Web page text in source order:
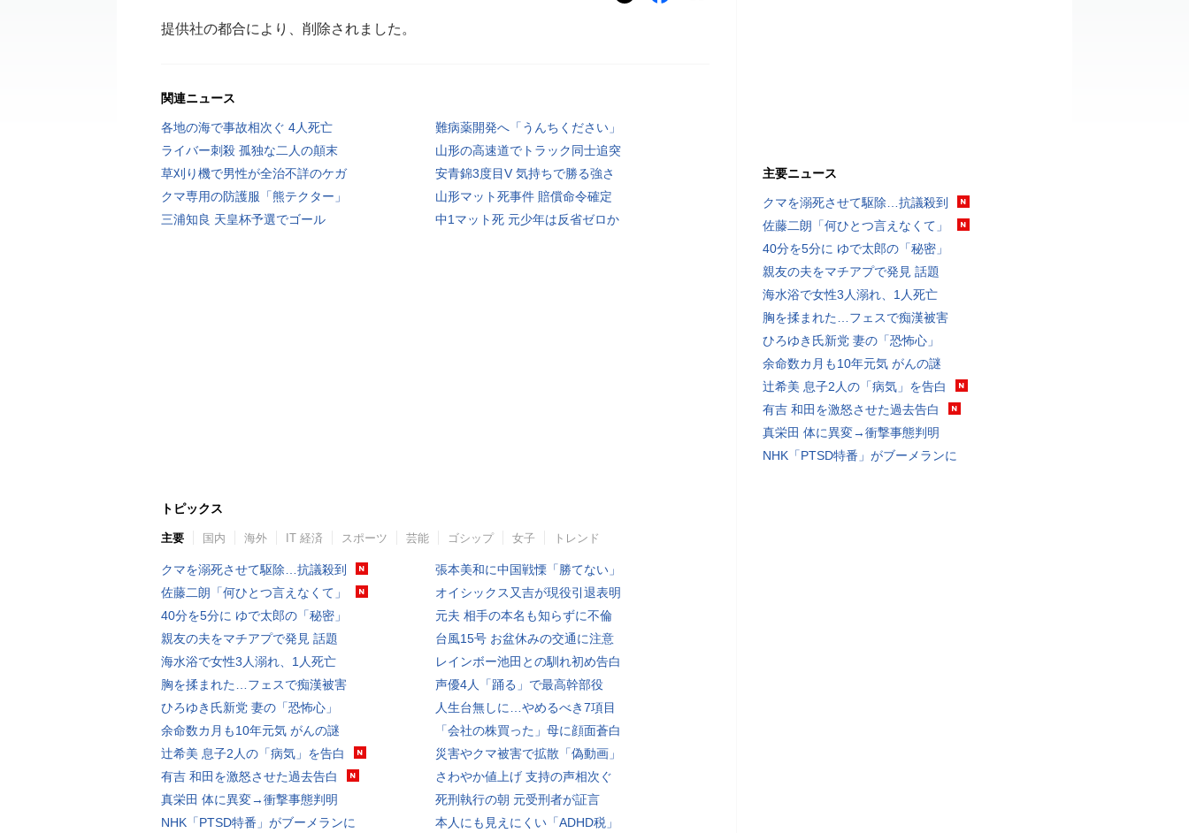
提供社の都合により、削除されました。
関連ニュース
各地の海で事故相次ぐ 4人死亡
難病薬開発へ「うんちください」
ライバー刺殺 孤独な二人の顛末
山形の高速道でトラック同士追突
草刈り機で男性が全治不詳のケガ
安青錦3度目V 気持ちで勝る強さ
クマ専用の防護服「熊テクター」
山形マット死事件 賠償命令確定
三浦知良 天皇杯予選でゴール
中1マット死 元少年は反省ゼロか
トピックス
主要 国内 海外 IT 経済 スポーツ 芸能 ゴシップ 女子 トレンド
クマを溺死させて駆除…抗議殺到
佐藤二朗「何ひとつ言えなくて」
40分を5分に ゆで太郎の「秘密」
親友の夫をマチアプで発見 話題
海水浴で女性3人溺れ、1人死亡
胸を揉まれた…フェスで痴漢被害
ひろゆき氏新党 妻の「恐怖心」
余命数カ月も10年元気 がんの謎
辻希美 息子2人の「病気」を告白
有吉 和田を激怒させた過去告白
真栄田 体に異変→衝撃事態判明
NHK「PTSD特番」がブーメランに
張本美和に中国戦慄「勝てない」
オイシックス又吉が現役引退表明
元夫 相手の本名も知らずに不倫
台風15号 お盆休みの交通に注意
レインボー池田との馴れ初め告白
声優4人「踊る」で最高幹部役
人生台無しに…やめるべき7項目
「会社の株買った」母に顔面蒼白
災害やクマ被害で拡散「偽動画」
さわやか値上げ 支持の声相次ぐ
死刑執行の朝 元受刑者が証言
本人にも見えにくい「ADHD税」
主要ニュース
クマを溺死させて駆除…抗議殺到
佐藤二朗「何ひとつ言えなくて」
40分を5分に ゆで太郎の「秘密」
親友の夫をマチアプで発見 話題
海水浴で女性3人溺れ、1人死亡
胸を揉まれた…フェスで痴漢被害
ひろゆき氏新党 妻の「恐怖心」
余命数カ月も10年元気 がんの謎
辻希美 息子2人の「病気」を告白
有吉 和田を激怒させた過去告白
真栄田 体に異変→衝撃事態判明
NHK「PTSD特番」がブーメランに